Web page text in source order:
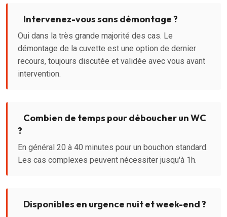
Intervenez-vous sans démontage ?
Oui dans la très grande majorité des cas. Le
démontage de la cuvette est une option de dernier
recours, toujours discutée et validée avec vous avant
intervention.
Combien de temps pour déboucher un WC
?
En général 20 à 40 minutes pour un bouchon standard.
Les cas complexes peuvent nécessiter jusqu'à 1h.
Disponibles en urgence nuit et week-end ?